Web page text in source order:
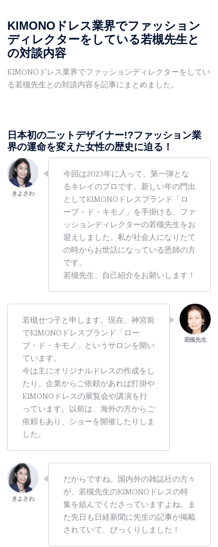
KIMONOドレス業界でファッション
ディレクターをしている若槻先生と
の対談内容
KIMONOドレス業界でファッションディレクターをしてい
る若槻先生との対談内容を記事にまとめました。
日本初の二ットデザイナー!?ファッション業
界の運命を変えた女性の歴史に迫る！
今回は2023年に入って、第一弾とな
るキレイのプロです。新しい年の門出
としてKIMONOドレスブランド「ロ
ーブ・ド・キモノ」を手掛ける、ファ
ッションディレクターの若槻先生をお
迎えしました。私が社会人になりたて
の時からお世話になっている恩師の方
です。
若槻先生、自己紹介をお願いします！
若槻せつ子と申します。現在、神宮前
でKIMONOドレスブランド「ロー
ブ・ド・キモノ」というサロンを開い
ています。
今は主にオリジナルドレスの作成をし
たり、企業からご依頼があれば打掛や
KIMONOドレスの展覧会や講演を行
っています。以前は、海外の方からご
依頼もあり、ショーを開催したりしま
した。
だからですね。国内外の雑誌社の方々
が、若槻先生のKIMONOドレスの特
集を組んでくださっていますよね。ま
た先日も日経新聞に先生の記事が掲載
されていて、びっくりしました！